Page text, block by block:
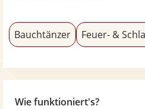
Bauchtänzer Feuer- &
Wie funktioniert's?